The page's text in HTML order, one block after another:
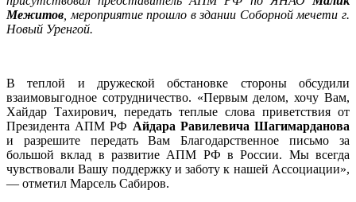
Межитов , мероприятие прошло в здании Соборной мечети г.
Новый Уренгой.
В теплой и дружеской обстановке стороны обсудили
взаимовыгодное сотрудничество. «Первым делом, хочу Вам,
Хайдар Тахирович, передать теплые слова приветствия от
Президента АПМ РФ Айдара Равилевича Шагимарданова
и разрешите передать Вам Благодарственное письмо за
большой вклад в развитие АПМ РФ в России. Мы всегда
чувствовали Вашу поддержку и заботу к нашей Ассоциации»,
— отметил Марсель Сабиров.